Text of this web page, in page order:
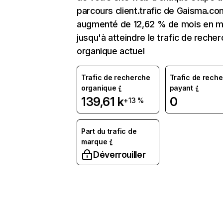
parcours client.trafic de
augmenté de 12,62 % de mois en
jusqu'à atteindre le trafic de
organique actuel
Trafic de recherche
organique
139,61 k+13 %
Trafic de
payant
0
Part du trafic de
marque
Déverrouiller